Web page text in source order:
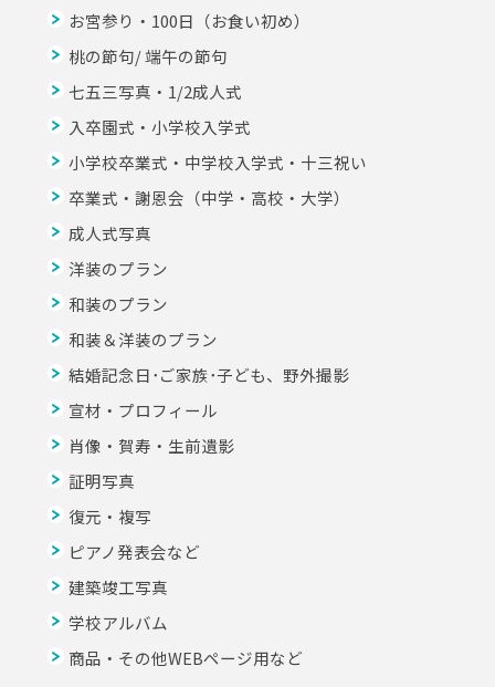
お宮参り・100日（お食い初め）
桃の節句/ 端午の節句
七五三写真・1/2成人式
入卒園式・小学校入学式
小学校卒業式・中学校入学式・十三祝い
卒業式・謝恩会（中学・高校・大学）
成人式写真
洋装のプラン
和装のプラン
和装＆洋装のプラン
結婚記念日･ご家族･子ども、野外撮影
宣材・プロフィール
肖像・賀寿・生前遺影
証明写真
復元・複写
ピアノ発表会など
建築竣工写真
学校アルバム
商品・その他WEBページ用など